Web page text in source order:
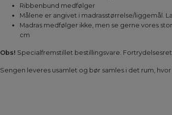
Ribbenbund medfølger
Målene er angivet i madrasstørrelse/liggemål.
Madras medfølger ikke, men se gerne vores
cm
Obs! Specialfremstillet bestillingsvare.
Sengen leveres usamlet og bør samles i det rum, hvor